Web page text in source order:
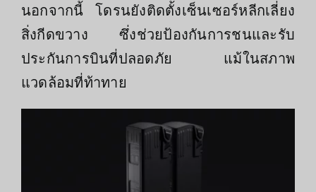
นอกจากนี้ โดรนยังติดตั้งเซ็นเซอร์หลีกเลี่ยง
สิ่งกีดขวาง ซึ่งช่วยป้องกันการชนและรับ
ประกันการบินที่ปลอดภัย แม้ในสภาพ
แวดล้อมที่ท้าทาย